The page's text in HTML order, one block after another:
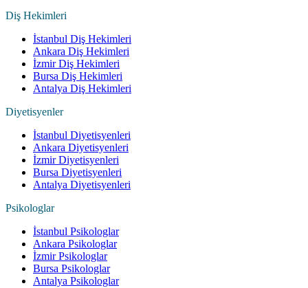
Diş Hekimleri
İstanbul Diş Hekimleri
Ankara Diş Hekimleri
İzmir Diş Hekimleri
Bursa Diş Hekimleri
Antalya Diş Hekimleri
Diyetisyenler
İstanbul Diyetisyenleri
Ankara Diyetisyenleri
İzmir Diyetisyenleri
Bursa Diyetisyenleri
Antalya Diyetisyenleri
Psikologlar
İstanbul Psikologlar
Ankara Psikologlar
İzmir Psikologlar
Bursa Psikologlar
Antalya Psikologlar